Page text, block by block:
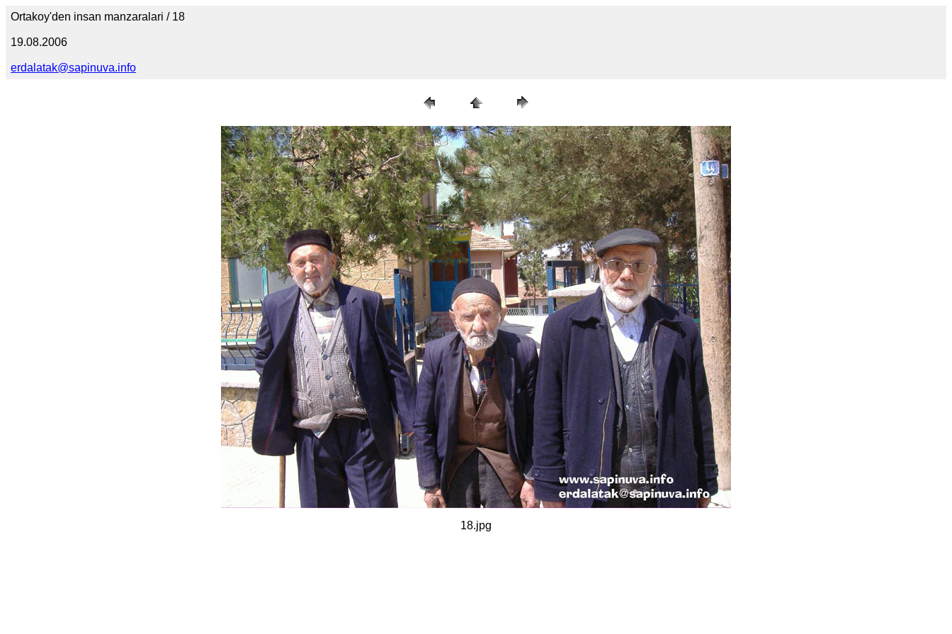
Ortakoy'den insan manzaralari / 18
19.08.2006
erdalatak@sapinuva.info
18.jpg